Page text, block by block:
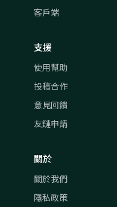
客戶端
支援
使用幫助
投稿合作
意見回饋
友鏈申請
關於
關於我們
隱私政策